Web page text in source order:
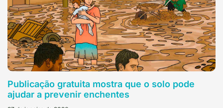
Publicação gratuita mostra que o solo pode
ajudar a prevenir enchentes